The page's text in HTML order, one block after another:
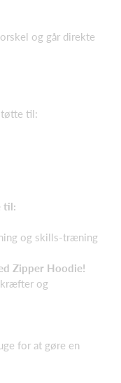
og går direkte
til:
til:
og skills-træning
Zipper Hoodie!
og
for at gøre en